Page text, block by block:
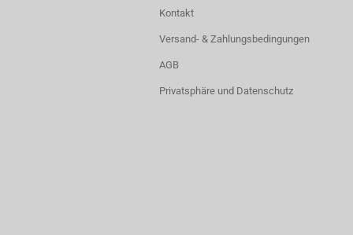
Kontakt
Versand- & Zahlungsbedingungen
AGB
Privatsphäre und Datenschutz